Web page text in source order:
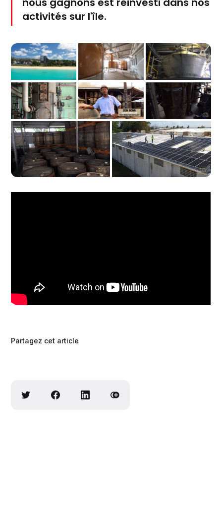
activités sur l'île.
Partagez cet article